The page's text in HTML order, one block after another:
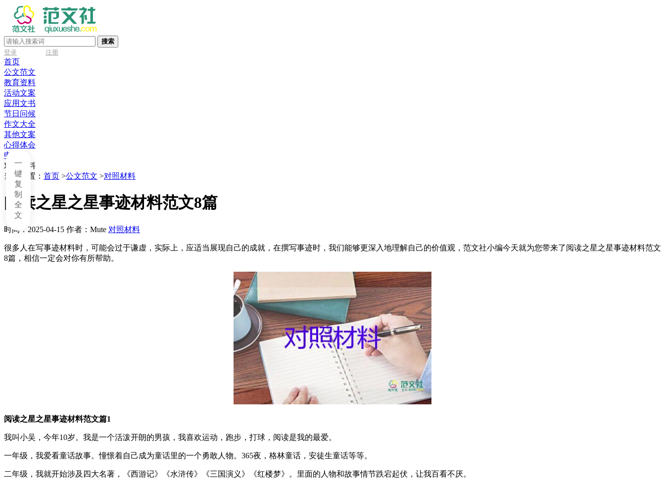
搜索
登录
注册
首页
公文范文
教育资料
活动文案
应用文书
节日问候
作文大全
其他文案
心得体会
申请书
对照材料
当前位置： 首页 >公文范文 >对照材料
阅读之星之星事迹材料范文8篇
时间：2025-04-15 作者：Mute 对照材料
很多人在写事迹材料时，可能会过于谦虚，实际上，应适当展现自己的成就，在撰写事迹时，我们能够更深入地理解自己的价值观，范文社小编今天就为您带来了阅读之星之星事迹材料范文
8篇，相信一定会对你有所帮助。
阅读之星之星事迹材料范文篇1
我叫小吴，今年10岁。我是一个活泼开朗的男孩，我喜欢运动，跑步，打球，阅读是我的最爱。
一年级，我爱看童话故事。憧憬着自己成为童话里的一个勇敢人物。365夜，格林童话，安徒生童话等等。
二年级，我就开始涉及四大名著，《西游记》《水浒传》《三国演义》《红楼梦》。里面的人物和故事情节跌宕起伏，让我百看不厌。
一
键
复
制
全
文